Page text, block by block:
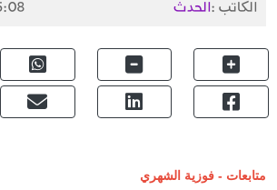
الكاتب :الحدث
متابعات - فوزية الشهري